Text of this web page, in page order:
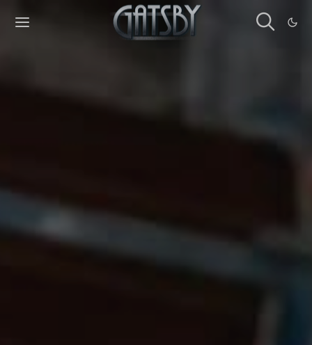
Cookies management panel